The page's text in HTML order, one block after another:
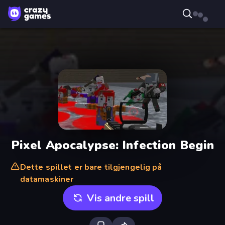
Pixel Apocalypse: Infection Begin
Dette spillet er bare tilgjengelig på
datamaskiner
Vis andre spill